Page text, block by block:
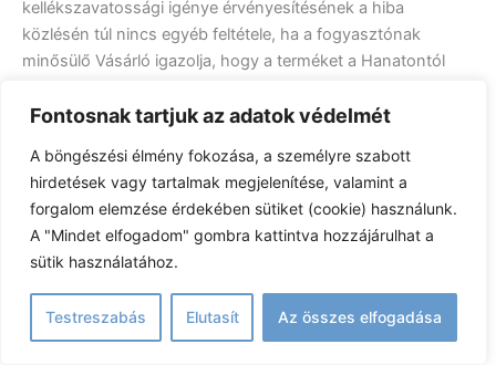
Fontosnak tartjuk az adatok védelmét
A böngészési élmény fokozása, a személyre szabott
hirdetések vagy tartalmak megjelenítése, valamint a
forgalom elemzése érdekében sütiket (cookie) használunk.
A "Mindet elfogadom" gombra kattintva hozzájárulhat a
sütik használatához.
Testreszabás Elutasít Az összes elfogadása
kellékszavatossági igénye érvényesítésének a hiba
közlésén túl nincs egyéb feltétele, ha a fogyasztónak
minősülő Vásárló igazolja, hogy a terméket a Hanatontól
bemutatásával). Ilyen esetben Hanaton csak akkor
vagyis bizonyítja, hogy a termék hibája a Vásárló részére
történő átadást követően keletkezett. Amennyiben Hanaton
bizonyítani tudja, hogy a hiba oka a Vásárlónak felróható
okból keletkezett, nem köteles a Vásárló által támasztott
szavatossági igénynek helyt adni. A teljesítéstől számított
egy év eltelte után azonban már a Vásárló köteles
bizonyítani, hogy az általa felismert hiba már a teljesítés